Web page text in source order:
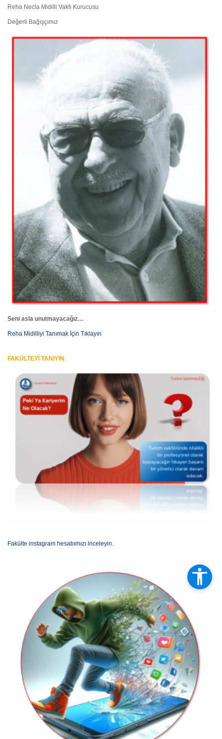
Reha Necla Midilli Vakfı Kurucusu
Değerli Bağışçımız
Seni asla unutmayacağız…
Reha Midilliyi Tanımak İçin Tıklayın
FAKÜLTEYİ TANIYIN
Fakülte instagram hesabımızı inceleyin.